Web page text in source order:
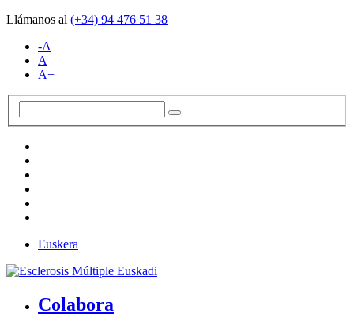
Llámanos al (+34) 94 476 51 38
-A
A
A+
Euskera
Colabora